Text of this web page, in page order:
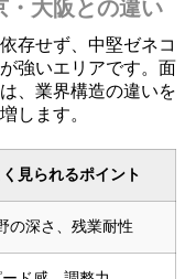
・大阪との違い
存せず、中堅ゼネコ
強いエリアです。面
、業界構造の違いを
します。
見られるポイント
の深さ、残業耐性